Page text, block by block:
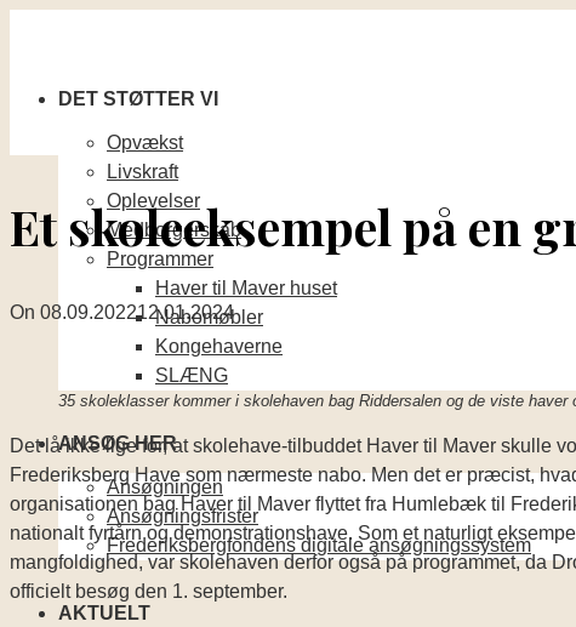
DET STØTTER VI
Opvækst
Livskraft
Oplevelser
Medborgerskab
Programmer
Haver til Maver huset
Nabomøbler
Kongehaverne
SLÆNG
ANSØG HER
Ansøgningen
Ansøgningsfrister
Frederiksbergfondens digitale ansøgningssystem
AKTUELT
Et skoleeksempel på en
On 08.09.202212.01.2024
35 skoleklasser kommer i skolehaven bag Riddersalen og de viste
Det lå ikke lige for, at skolehave-tilbuddet Haver til Maver skulle
Frederiksberg Have som nærmeste nabo. Men det er præcist,
organisationen bag Haver til Maver flyttet fra Humlebæk til
nationalt fyrtårn og demonstrationshave. Som et naturligt
mangfoldighed, var skolehaven derfor også på programmet, da
officielt besøg den 1. september.